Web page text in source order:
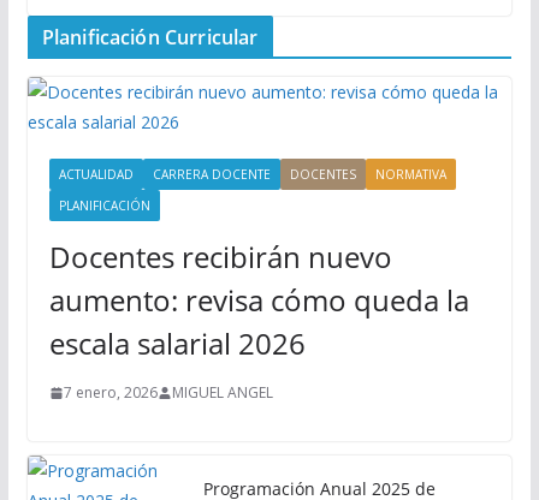
Planificación Curricular
ACTUALIDAD CARRERA DOCENTE DOCENTES
NORMATIVA
PLANIFICACIÓN
Docentes recibirán nuevo
aumento: revisa cómo queda la
escala salarial 2026
7 enero, 2026 MIGUEL ANGEL
Programación Anual 2025 de